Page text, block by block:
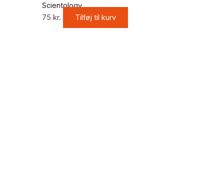
Scientology
75 kr. Tilføj til kurv